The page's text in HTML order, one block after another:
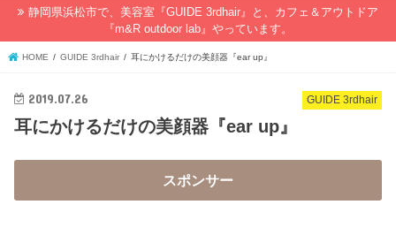
静岡県浜松市で、美容室『GUIDE 3rdhair』と、カフェ＆アウトドア
『m&R outdoor lab』やっています。
HOME GUIDE 3rdhair 耳にかけるだけの美顔器『ear up』
GUIDE 3rdhair
2019.07.26
耳にかけるだけの美顔器『ear up』
スポンサー